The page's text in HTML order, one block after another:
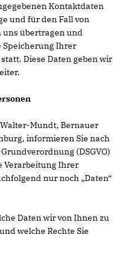
Kontaktdaten
und für den Fall von
uns übertragen und
Speicherung Ihrer
Diese Daten geben wir
Mundt, Bernauer
, informieren Sie nach
(DSGVO)
Verarbeitung Ihrer
nur noch „Daten“
Daten wir von Ihnen zu
welche Rechte Sie